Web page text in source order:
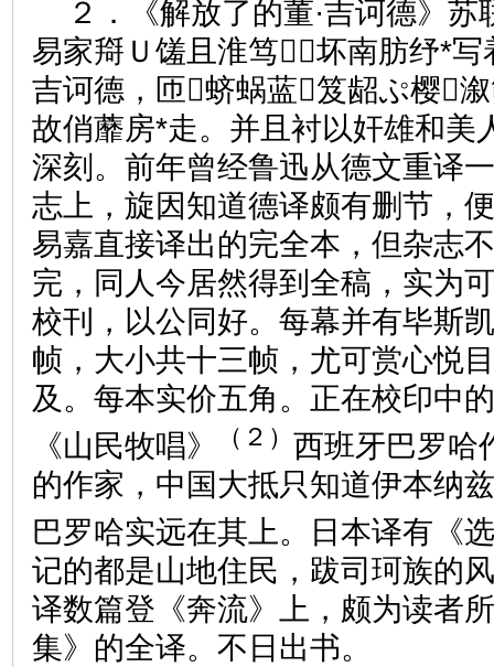
２．《解放了的董·吉诃德》
易家搿Ｕ馐且淮笃坏南肪纾*写
吉诃德，匝蛴蜗蓝笈龆ぷ樱
故俏蘼房*走。并且衬以奸雄和美
深刻。前年曾经鲁迅从德文重译
志上，旋因知道德译颇有删节，
易嘉直接译出的完全本，但杂志
完，同人今居然得到全稿，实为
校刊，以公同好。每幕并有毕斯
帧，大小共十三帧，尤可赏心悦
及。每本实价五角。正在校印
《山民牧唱》
（２） 西班牙巴罗哈
的作家，中国大抵只知道伊本纳
巴罗哈实远在其上。日本译有《
记的都是山地住民，跋司珂族的
译数篇登《奔流》上，颇为读者
集》的全译。不日出书。